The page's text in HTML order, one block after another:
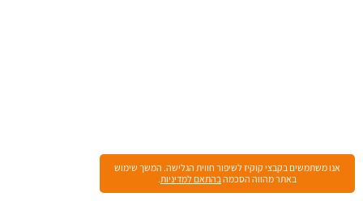
אנו משתמשים בקבצי קוקיז לשיפור חווית הגלישה. המשך שימוש
באתר מהווה הסכמהבהתאם למדיניות.